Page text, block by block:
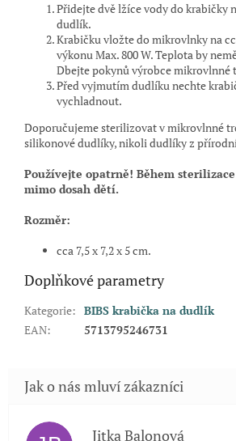
Přidejte dvě lžíce vody do krabičky
dudlík.
Krabičku vložte do mikrovlnky na
výkonu Max. 800 W. Teplota by
Dbejte pokynů výrobce mikrovlnné
Před vyjmutím dudlíku nechte
vychladnout.
Doporučujeme sterilizovat v mikrovlnné
silikonové dudlíky, nikoli dudlíky z
Používejte opatrně! Během
mimo dosah dětí.
Rozměr:
cca 7,5 x 7,2 x 5 cm.
Doplňkové parametry
Kategorie: BIBS krabička na dudlík
EAN: 5713795246731
Jitka Balonová